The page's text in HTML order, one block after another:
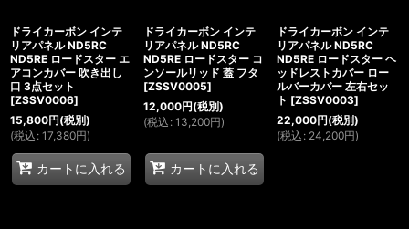
ドライカーボン インテ
リアパネル ND5RC
ND5RE ロードスター エ
アコンカバー 吹き出し
口 3点セット
[ZSSV0006]
15,800円(税別)
(税込 : 17,380円)
カートに入れる
ドライカーボン インテ
リアパネル ND5RC
ND5RE ロードスター コ
ンソールリッド 蓋 フタ
[ZSSV0005]
12,000円(税別)
(税込 : 13,200円)
カートに入れる
ドライカーボン インテ
リアパネル ND5RC
ND5RE ロードスター ヘ
ッドレストカバー ロー
ルバーカバー 左右セッ
ト [ZSSV0003]
22,000円(税別)
(税込 : 24,200円)